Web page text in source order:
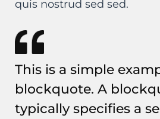
quis nostrud sed sed.
This is a simple
blockquote. A
typically specifies a